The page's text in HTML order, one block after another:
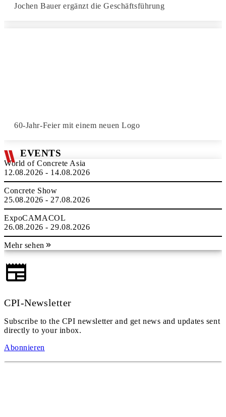
Jochen Bauer ergänzt die Geschäftsführung
60-Jahr-Feier mit einem neuen Logo
EVENTS
World of Concrete Asia
12.08.2026 - 14.08.2026
Concrete Show
25.08.2026 - 27.08.2026
ExpoCAMACOL
26.08.2026 - 29.08.2026
Mehr sehen
CPI-Newsletter
Subscribe to the CPI newsletter and get news and updates sent
directly to your inbox.
Abonnieren